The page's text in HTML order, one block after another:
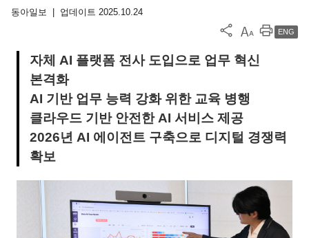
동아일보 업데이트 2025.10.24
ENG
자체 AI 플랫폼 전사 도입으로 업무 혁신
본격화
AI 기반 업무 능력 강화 위한 교육 병행
클라우드 기반 안전한 AI 서비스 제공
2026년 AI 에이전트 구축으로 디지털 경쟁력
확보